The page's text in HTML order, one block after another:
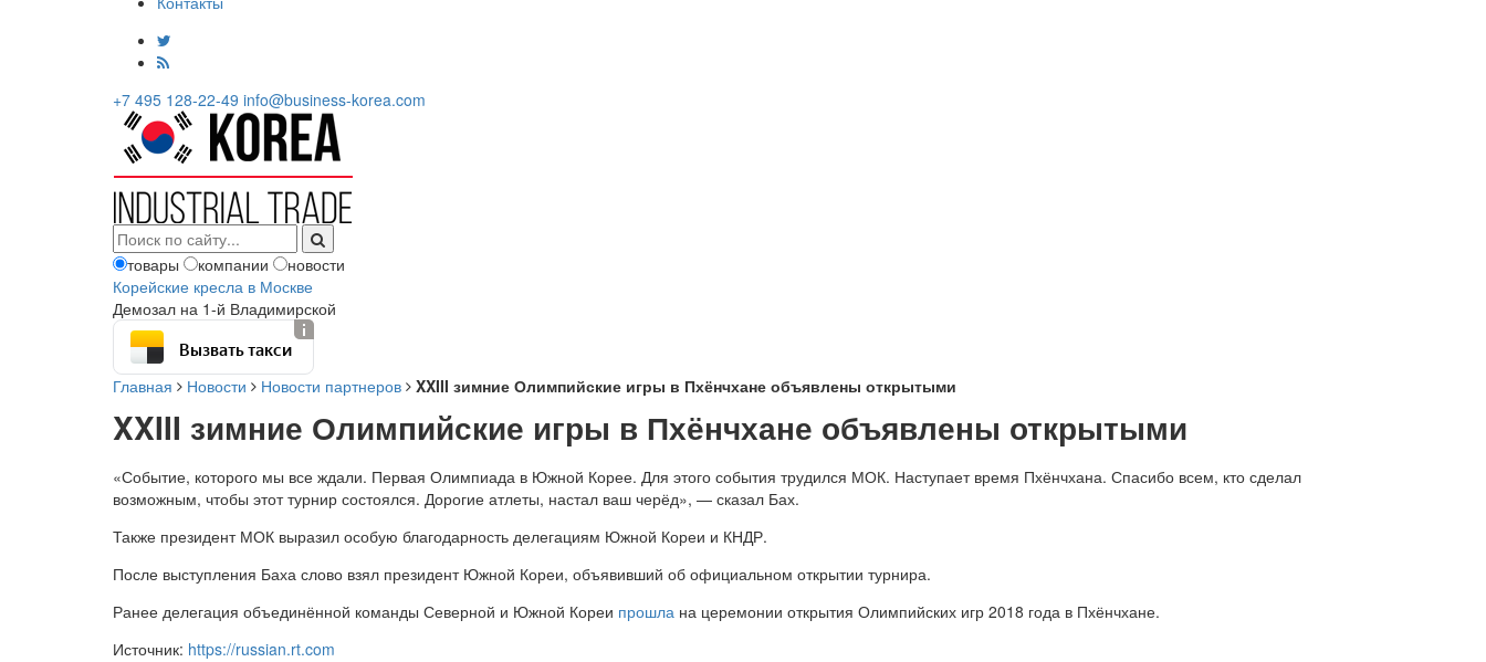
+7 495 128-22-49 info@business-korea.com
товары компании
новости
Корейские кресла в Москве
Демозал на 1-й Владимирской
Вызвать такси
Главная Новости Новости партнеров XXIII зимние Олимпийские игры в Пхёнчхане объявлены открытыми
XXIII зимние Олимпийские игры в Пхёнчхане объявлены открытыми
«Событие, которого мы все ждали. Первая Олимпиада в Южной Корее. Для этого события трудился МОК. Наступает время Пхёнчхана. Спасибо всем, кто сделал
возможным, чтобы этот турнир состоялся. Дорогие атлеты, настал ваш черёд», — сказал Бах.
Также президент МОК выразил особую благодарность делегациям Южной Кореи и КНДР.
После выступления Баха слово взял президент Южной Кореи, объявивший об официальном открытии турнира.
Ранее делегация объединённой команды Северной и Южной Кореи прошла на церемонии открытия Олимпийских игр 2018 года в Пхёнчхане.
Источник: https://russian.rt.com